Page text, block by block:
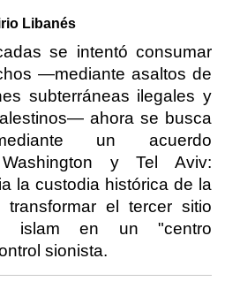
Libanés
se intentó consumar
—mediante asaltos de
subterráneas ilegales y
ahora se busca
un acuerdo
y Tel Aviv:
la custodia histórica de la
transformar el tercer sitio
islam en un "centro
sionista.